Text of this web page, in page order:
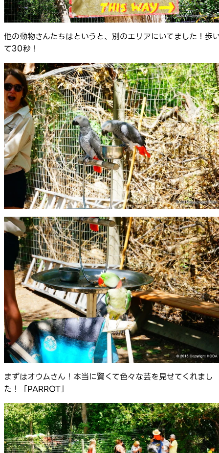
他の動物さんたちはというと、別のエリアにいてました！歩
て30秒！
まずはオウムさん！本当に賢くて色々な芸を見せてくれまし
た！「PARROT」